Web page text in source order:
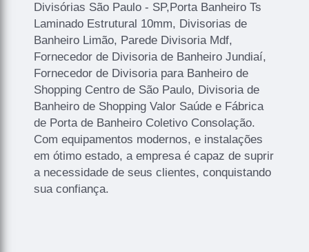
Divisórias São Paulo - SP,Porta Banheiro Ts
Laminado Estrutural 10mm, Divisorias de
Banheiro Limão, Parede Divisoria Mdf,
Fornecedor de Divisoria de Banheiro Jundiaí,
Fornecedor de Divisoria para Banheiro de
Shopping Centro de São Paulo, Divisoria de
Banheiro de Shopping Valor Saúde e Fábrica
de Porta de Banheiro Coletivo Consolação.
Com equipamentos modernos, e instalações
em ótimo estado, a empresa é capaz de suprir
a necessidade de seus clientes, conquistando
sua confiança.